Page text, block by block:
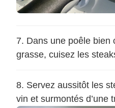
Dans une poêle bien
grasse, cuisez les
Servez aussitôt les
vin et surmontés d’une